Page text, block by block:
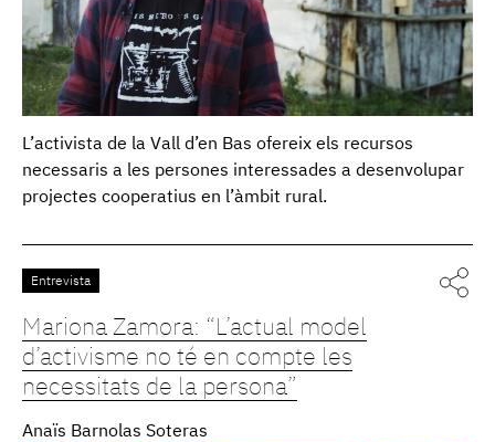
L’activista de la Vall d’en Bas ofereix els recursos
necessaris a les persones interessades a desenvolupar
projectes cooperatius en l’àmbit rural.
Entrevista
Mariona Zamora: “L’actual model
d’activisme no té en compte les
necessitats de la persona”
Anaïs Barnolas Soteras